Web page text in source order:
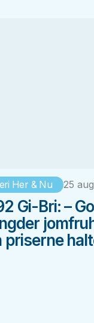
Her & Nu 25
Gi-Bri: –
priserne